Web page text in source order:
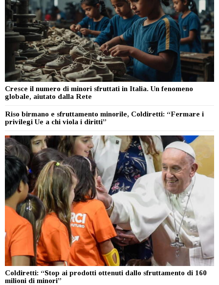
Cresce il numero di minori sfruttati in Italia. Un fenomeno
globale, aiutato dalla Rete
Riso birmano e sfruttamento minorile, Coldiretti: “Fermare i
privilegi Ue a chi viola i diritti”
Coldiretti: “Stop ai prodotti ottenuti dallo sfruttamento di 160
milioni di minori”